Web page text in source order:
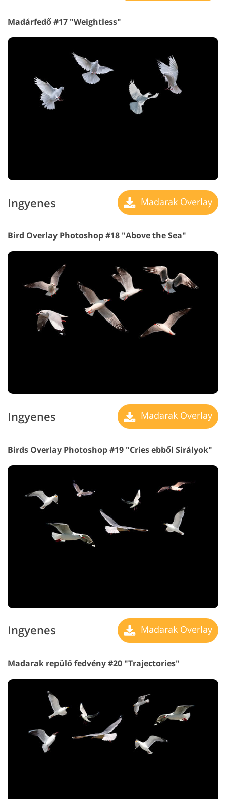
Madárfedő #17 "Weightless"
Ingyenes Madarak Overlay
Bird Overlay Photoshop #18 "Above the Sea"
Ingyenes Madarak Overlay
Birds Overlay Photoshop #19 "Criesebből Sirályok"
Ingyenes Madarak Overlay
Madarak repülő fedvény #20 "Trajectories"